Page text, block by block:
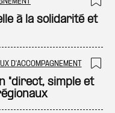
à la solidarité et
D'ACCOMPAGNEMENT
"direct, simple et